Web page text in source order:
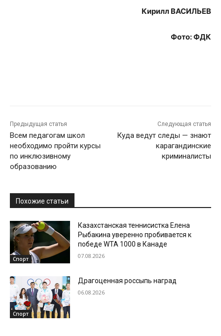
Кирилл ВАСИЛЬЕВ
Фото: ФДК
Предыдущая статья
Всем педагогам школ
необходимо пройти курсы
по инклюзивному
образованию
Следующая статья
Куда ведут следы — знают
карагандинские
криминалисты
Похожие статьи
Спорт
Казахстанская теннисистка Елена
Рыбакина уверенно пробивается к
победе WTA 1000 в Канаде
07.08.2026
Спорт
Драгоценная россыпь наград
06.08.2026